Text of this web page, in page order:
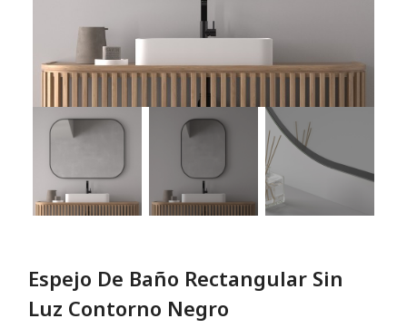
Espejo De Baño Rectangular Sin
Luz Contorno Negro